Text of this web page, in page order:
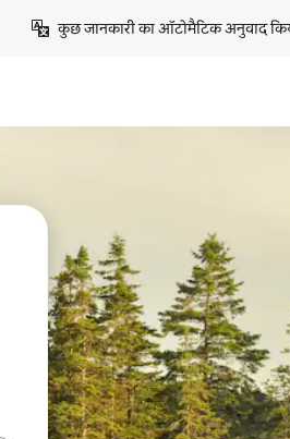
कुछ जानकारी का ऑटोमैटिक अनुवाद